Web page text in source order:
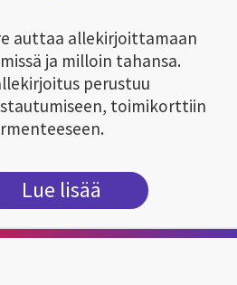
auttaa allekirjoittamaan
ja milloin tahansa.
perustuu
toimikorttiin
Lue lisää